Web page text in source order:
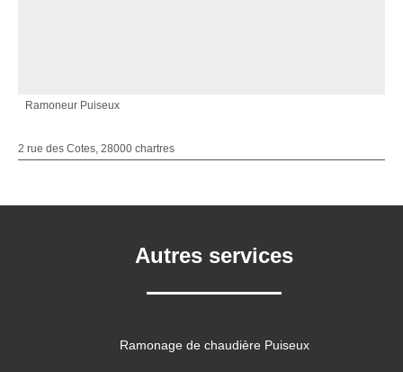
Ramoneur Puiseux
2 rue des Cotes, 28000 chartres
Autres services
Ramonage de chaudière Puiseux